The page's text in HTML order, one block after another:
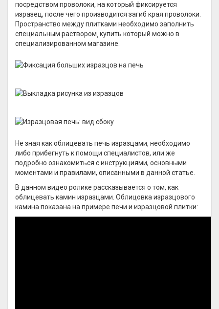
посредством проволоки, на который фиксируется
изразец, после чего производится загиб края проволоки.
Пространство между плитками необходимо заполнить
специальным раствором¸ купить который можно в
специализированном магазине.
Не зная как облицевать печь изразцами, необходимо
либо прибегнуть к помощи специалистов, или же
подробно ознакомиться с инструкциями, основными
моментами и правилами, описанными в данной статье.
В данном видео ролике рассказывается о том, как
облицевать камин изразцами. Облицовка изразцового
камина показана на примере печи и изразцовой плитки: